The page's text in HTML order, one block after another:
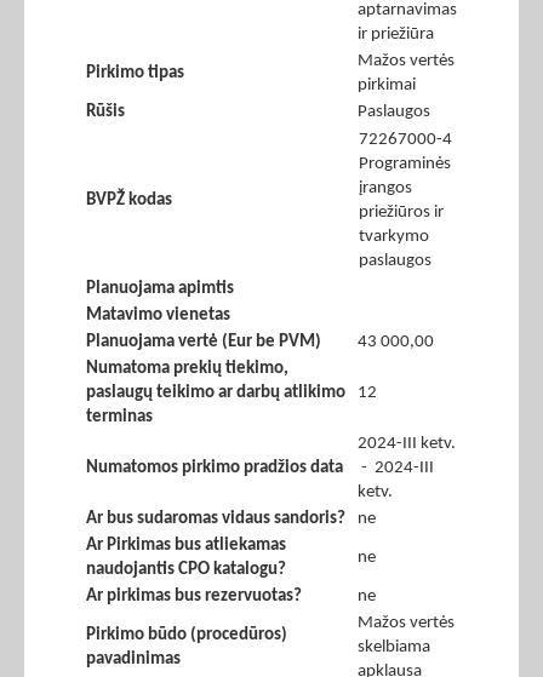
aptarnavimas
ir priežiūra
Pirkimo tipas
Mažos vertės
pirkimai
Rūšis
Paslaugos
BVPŽ kodas
72267000-4
Programinės
įrangos
priežiūros ir
tvarkymo
paslaugos
Planuojama apimtis
Matavimo vienetas
Planuojama vertė (Eur be PVM)
43 000,00
Numatoma prekių tiekimo,
paslaugų teikimo ar darbų atlikimo
terminas
12
Numatomos pirkimo pradžios data
2024-III ketv.
- 2024-III
ketv.
Ar bus sudaromas vidaus sandoris?
ne
Ar Pirkimas bus atliekamas
naudojantis CPO katalogu?
ne
Ar pirkimas bus rezervuotas? ne
Pirkimo būdo (procedūros)
pavadinimas
Mažos vertės
skelbiama
apklausa